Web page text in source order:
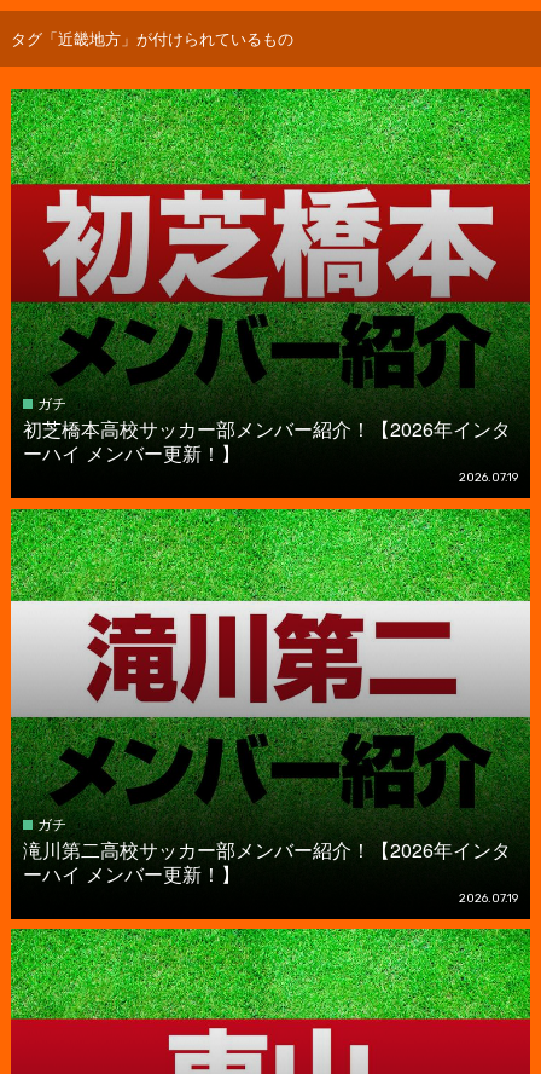
タグ「近畿地方」が付けられているもの
ガチ
初芝橋本高校サッカー部メンバー紹介！【2026年インタ
ーハイ メンバー更新！】
2026.07.19
ガチ
滝川第二高校サッカー部メンバー紹介！【2026年インタ
ーハイ メンバー更新！】
2026.07.19